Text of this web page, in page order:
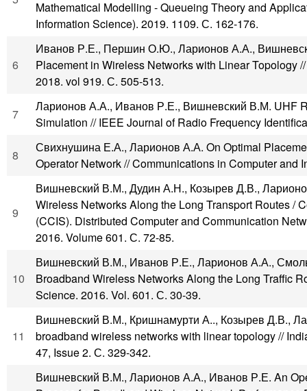
Mathematical Modelling - Queueing Theory and
Information Science). 2019. 1109. С. 162-176.
6
Иванов Р.Е., Першин О.Ю., Ларионов А.А.,
Placement in Wireless Networks with Linear Topology
2018. vol 919. С. 505-513.
7
Ларионов А.А., Иванов Р.Е., Вишневский В.М. UHF
Simulation // IEEE Journal of Radio Frequency
8
Свихнушина Е.А., Ларионов А.А. On Optimal
Operator Network // Communications in Computer
9
Вишневский В.М., Дудин А.Н., Козырев Д.В.,
Wireless Networks Along the Long Transport Routes /
(CCIS). Distributed Computer and Communication
2016. Volume 601. С. 72-85.
10
Вишневский В.М., Иванов Р.Е., Ларионов А.А.,
Broadband Wireless Networks Along the Long Traffic
Science. 2016. Vol. 601. С. 30-39.
11
Вишневский В.М., Кришнамурти А.., Козырев Д.В.,
broadband wireless networks with linear topology //
47, Issue 2. С. 329-342.
Вишневский В.М., Ларионов А.А., Иванов Р.Е. An